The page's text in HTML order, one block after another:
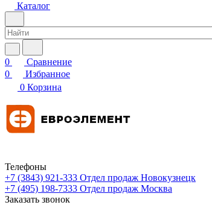
Каталог
0
Сравнение
0
Избранное
0 Корзина
Телефоны
+7 (3843) 921-333 Отдел продаж Новокузнецк
+7 (495) 198-7333 Отдел продаж Москва
Заказать звонок